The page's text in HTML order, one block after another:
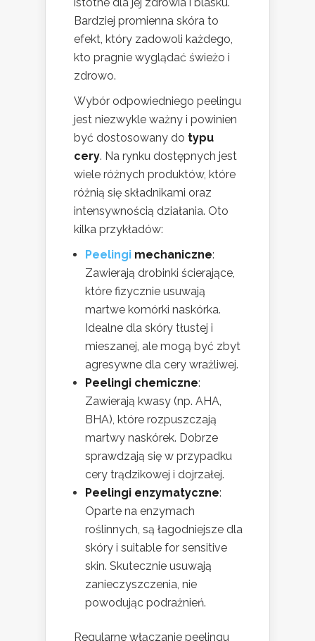
Bardziej promienna skóra to
efekt, który zadowoli każdego,
kto pragnie wyglądać świeżo i
zdrowo.
Wybór odpowiedniego peelingu
jest niezwykle ważny i powinien
być dostosowany do typu
cery. Na rynku dostępnych jest
wiele różnych produktów, które
różnią się składnikami oraz
intensywnością działania. Oto
kilka przykładów:
Peelingi mechaniczne:
Zawierają drobinki ścierające,
które fizycznie usuwają
martwe komórki naskórka.
Idealne dla skóry tłustej i
mieszanej, ale mogą być zbyt
agresywne dla cery wrażliwej.
Peelingi chemiczne:
Zawierają kwasy (np. AHA,
BHA), które rozpuszczają
martwy naskórek. Dobrze
sprawdzają się w przypadku
cery trądzikowej i dojrzałej.
Peelingi enzymatyczne:
Oparte na enzymach
roślinnych, są łagodniejsze dla
skóry i suitable for sensitive
skin. Skutecznie usuwają
zanieczyszczenia, nie
powodując podrażnień.
Regularne włączanie peelingu